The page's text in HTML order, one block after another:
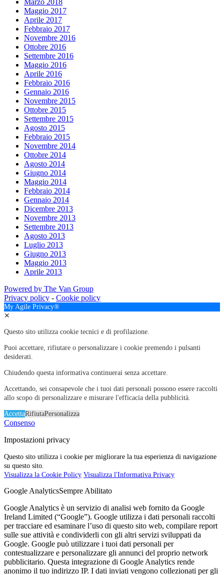
Marzo 2018
Maggio 2017
Aprile 2017
Febbraio 2017
Novembre 2016
Ottobre 2016
Settembre 2016
Maggio 2016
Aprile 2016
Febbraio 2016
Gennaio 2016
Novembre 2015
Ottobre 2015
Settembre 2015
Agosto 2015
Febbraio 2015
Novembre 2014
Ottobre 2014
Agosto 2014
Giugno 2014
Maggio 2014
Febbraio 2014
Gennaio 2014
Dicembre 2013
Novembre 2013
Settembre 2013
Agosto 2013
Luglio 2013
Giugno 2013
Maggio 2013
Aprile 2013
Powered by The Van Group
Privacy policy - Cookie policy
My Agile Privacy®
✕
Questo sito utilizza cookie tecnici e di profilazione.
Puoi accettare, rifiutare o personalizzare i cookie premendo i pulsanti
desiderati.
Chiudendo questa informativa continuerai senza accettare.
Accettando, sei consapevole che i tuoi dati personali possono essere raccolti
allo scopo di personalizzare e misurare l'efficacia della pubblicità.
AccettaRifiutaPersonalizza
Consenso
Impostazioni privacy
Questo sito utilizza i cookie per migliorare la tua esperienza di navigazione
su questo sito.
Visualizza la Cookie Policy Visualizza l'Informativa Privacy
Google AnalyticsSempre Abilitato
Google Analytics è un servizio di analisi web fornito da Google
Ireland Limited (“Google”). Google utilizza i dati personali raccolti
per tracciare ed esaminare l’uso di questo sito web, compilare report
sulle sue attività e condividerli con gli altri servizi sviluppati da
Google. Google può utilizzare i tuoi dati personali per
contestualizzare e personalizzare gli annunci del proprio network
pubblicitario. Questa integrazione di Google Analytics rende
anonimo il tuo indirizzo IP. I dati inviati vengono collezionati per gli